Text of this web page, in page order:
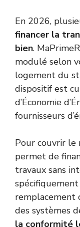
En 2026,
financer la
bien.
modulé selon
logement du
dispositif est
d’Économie
fournisseurs
Pour couvrir le
permet de
travaux sans
remplacement
des systèmes
la conformité